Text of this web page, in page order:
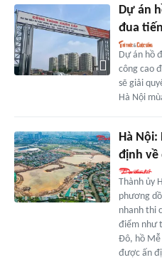
Dự án
đua
Dự án hồ
công cao
sẽ giải
Hà Nội
Hà
định về
Thành ủy
phương
nhanh thi
điểm như
Đô, hồ Mễ
được ấn